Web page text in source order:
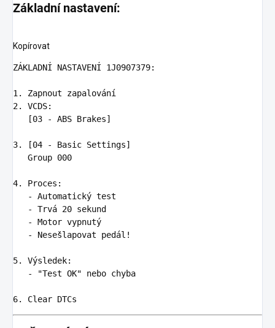
Základní nastavení:
Kopírovat
ZÁKLADNÍ NASTAVENÍ 1J0907379:
1.
2.
VCDS:
   [03 - ABS Brakes]
3.
[04 - Basic Settings]
   Group 000
4.
   -
   -
   -
   -
Nesešlapovat pedál!
5.
   -
"Test OK" nebo chyba
6.